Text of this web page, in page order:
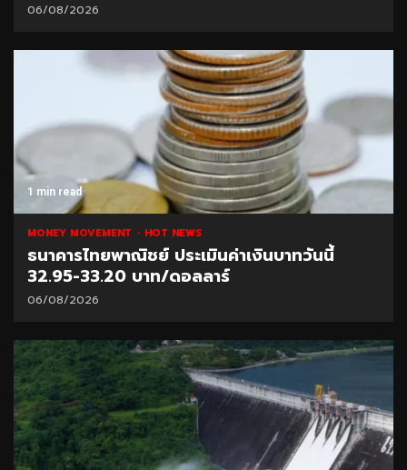
06/08/2026
1 min read
MONEY MOVEMENT HOT NEWS
ธนาคารไทยพาณิชย์ ประเมินค่าเงินบาทวันนี้
32.95-33.20 บาท/ดอลลาร์
06/08/2026